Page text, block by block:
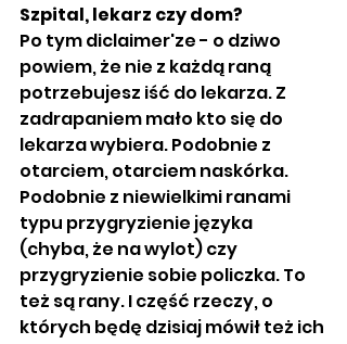
Szpital, lekarz czy dom?
Po tym diclaimer'ze - o dziwo
powiem, że nie z każdą raną
potrzebujesz iść do lekarza. Z
zadrapaniem mało kto się do
lekarza wybiera. Podobnie z
otarciem, otarciem naskórka.
Podobnie z niewielkimi ranami
typu przygryzienie języka
(chyba, że na wylot) czy
przygryzienie sobie policzka. To
też są rany. I część rzeczy, o
których będę dzisiaj mówił też ich